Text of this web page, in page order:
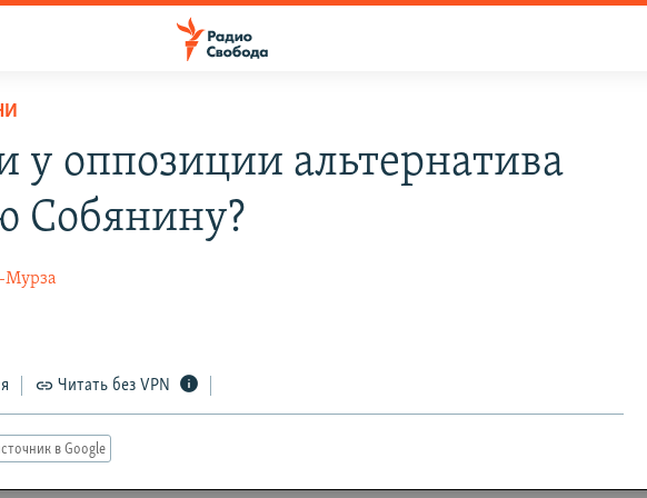
у оппозиции альтернатива
Собянину?
Мурза
Читать без VPN
в Google